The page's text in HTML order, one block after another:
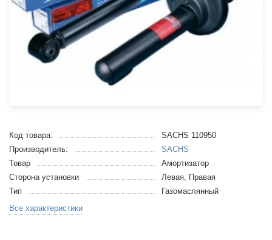
Код товара:
SACHS 110950
Производитель:
SACHS
Товар
Амортизатор
Сторона установки
Левая, Правая
Тип
Газомаслянный
Все характеристики